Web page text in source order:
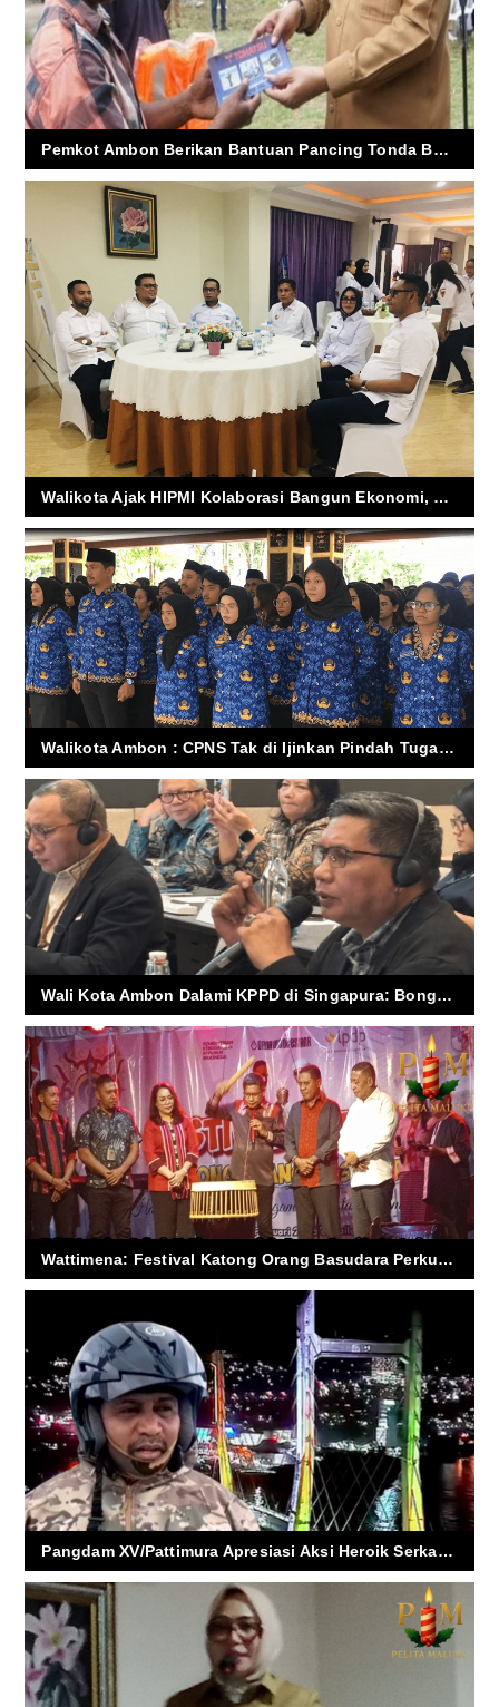
Pemkot Ambon Berikan Bantuan Pancing Tonda Bagi Kelompok Nelayan
Walikota Ajak HIPMI Kolaborasi Bangun Ekonomi, Fadli Toisuta Dilantik Jadi Ketum BPC HIPMI Kota Ambon
Walikota Ambon : CPNS Tak di Ijinkan Pindah Tugas Bila Baru Mengabdi 1-2 Tahun
Wali Kota Ambon Dalami KPPD di Singapura: Bongkar Inovasi Layanan Publik dan Tata Kelola Modern
Wattimena: Festival Katong Orang Basudara Perkuat Damai Ambon
Pangdam XV/Pattimura Apresiasi Aksi Heroik Serka Sahupala